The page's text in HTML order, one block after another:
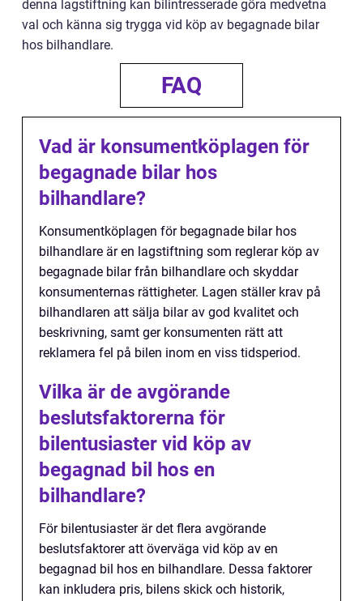
denna lagstiftning kan bilintresserade göra medvetna
val och känna sig trygga vid köp av begagnade bilar
hos bilhandlare.
FAQ
Vad är konsumentköplagen för
begagnade bilar hos
bilhandlare?
Konsumentköplagen för begagnade bilar hos
bilhandlare är en lagstiftning som reglerar köp av
begagnade bilar från bilhandlare och skyddar
konsumenternas rättigheter. Lagen ställer krav på
bilhandlaren att sälja bilar av god kvalitet och
beskrivning, samt ger konsumenten rätt att
reklamera fel på bilen inom en viss tidsperiod.
Vilka är de avgörande
beslutsfaktorerna för
bilentusiaster vid köp av
begagnad bil hos en
bilhandlare?
För bilentusiaster är det flera avgörande
beslutsfaktorer att överväga vid köp av en
begagnad bil hos en bilhandlare. Dessa faktorer
kan inkludera pris, bilens skick och historik,